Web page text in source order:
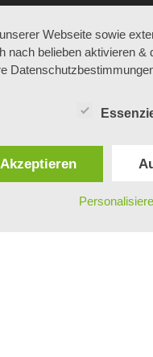
REIFEN
Webseite sowie
belieben aktivieren